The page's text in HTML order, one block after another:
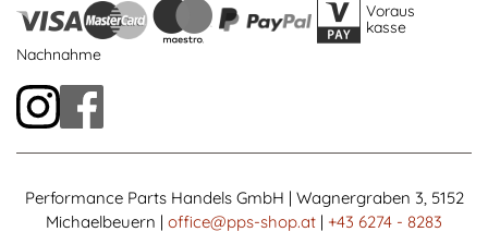
Voraus
kasse
Nachnahme
Performance Parts Handels GmbH | Wagnergraben 3, 5152
Michaelbeuern | office@pps-shop.at | +43 6274 - 8283